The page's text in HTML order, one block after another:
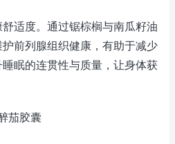
度。通过锯棕榈与南瓜籽油
前列腺组织健康，有助于减少
眠的连贯性与质量，让身体获
茄胶囊